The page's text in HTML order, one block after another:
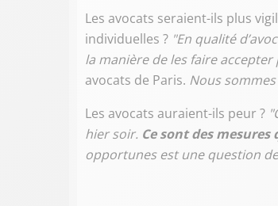
Les avocats seraient-ils plus
individuelles ? "En qualité
la manière de les faire accepter
avocats de Paris. Nous
Les avocats auraient-ils peur ?
hier soir. Ce sont des
opportunes est une question